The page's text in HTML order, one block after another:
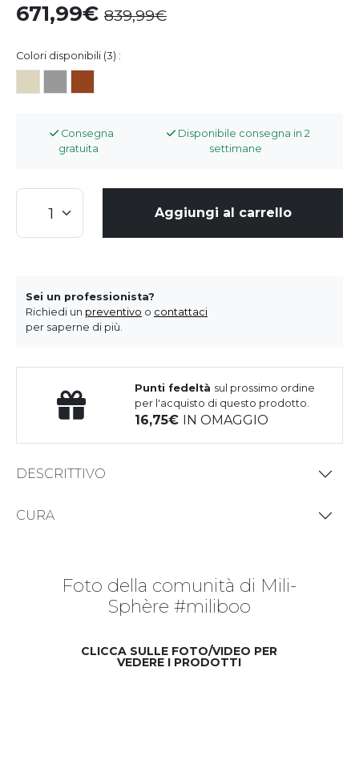
671,99 839,99
Colori disponibili (3) :
Consegna
gratuita
Disponibile consegna in 2
settimane
Aggiungi al carrello
Sei un professionista?
Richiedi un preventivo o contattaci
per saperne di più.
Punti fedeltà sul prossimo ordine
per l'acquisto di questo prodotto.
16,75 IN OMAGGIO
DESCRITTIVO
CURA
Foto della comunità di Mili-
Sphère #miliboo
CLICCA SULLE FOTO/VIDEO PER
VEDERE I PRODOTTI